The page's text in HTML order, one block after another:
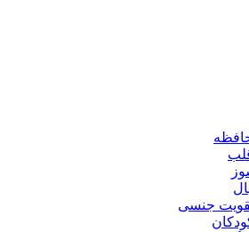
جنسی